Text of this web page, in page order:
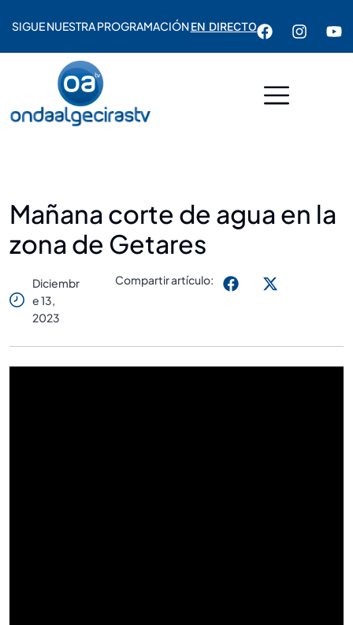
SIGUE NUESTRA PROGRAMACIÓNEN DIRECTO
Mañana corte de agua en la
zona de Getares
Diciembr
E 13,
2023
Compartir artículo: